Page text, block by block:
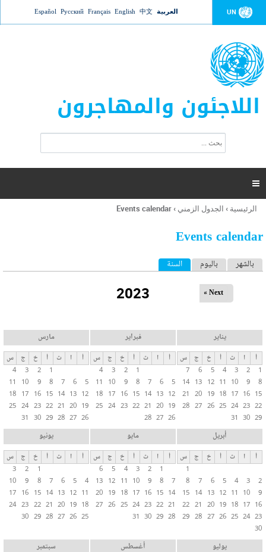
Jump to navigation UN العربية 中文
English
Français
Русский
Español
اللاجئون والمهاجرون
ت
ر
ل
ح
ب

أنت
هنا
الرئيسية › الجدول الزمني ›
Events calendar
Events calendar
ا
ب
ا
ت
ا
ل
أ
ا
س
ي
ة
بالشهر باليوم السنة (علامة التبويب النشطة)
2023 Next »
يناير
أ ا ث أ خ ج
س
1
2
3
4
5
6
7
8
9
10
11
12
13
14
15
16
17
18
19
20
21
22
23
24
25
26
27
28
29
30
31
فبراير
أ ا ث أ خ ج
س
1
2
3
4
5
6
7
8
9
10
11
12
13
14
15
16
17
18
19
20
21
22
23
24
25
26
27
28
مارس
أ ا ث أ خ ج
س
1
2
3
4
5
6
7
8
9
10
11
12
13
14
15
16
17
18
19
20
21
22
23
24
25
26
27
28
29
30
31
أبريل
أ ا ث أ خ ج
س
1
2
3
4
5
6
7
8
9
10
11
12
13
14
15
16
17
18
19
20
21
22
23
24
25
26
27
28
29
30
مايو
أ ا ث أ خ ج
س
1
2
3
4
5
6
7
8
9
10
11
12
13
14
15
16
17
18
19
20
21
22
23
24
25
26
27
28
29
30
31
يونيو
أ ا ث أ خ ج
س
1
2
3
4
5
6
7
8
9
10
11
12
13
14
15
16
17
18
19
20
21
22
23
24
25
26
27
28
29
30
يوليو أغسطس سبتمبر